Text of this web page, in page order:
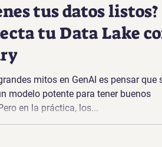
tus datos
tu Data Lake
mitos en GenAI es pensar que
modelo potente para tener buenos
en la práctica, los...